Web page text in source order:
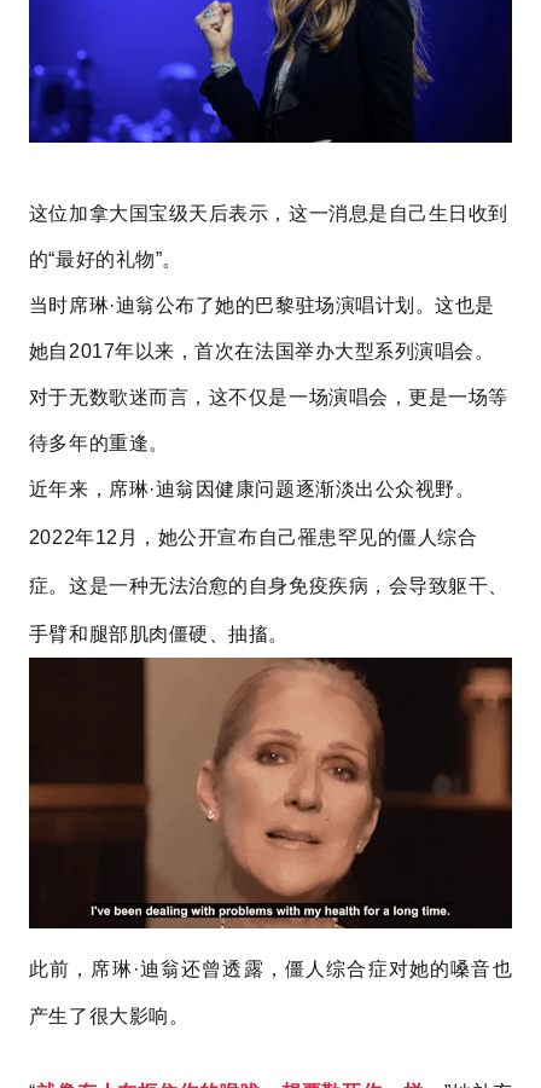
这位加拿大国宝级天后表示，这一消息是自己生日收到
的“最好的礼物”。
当时席琳·迪翁公布了她的巴黎驻场演唱计划。这也是
她自2017年以来，首次在法国举办大型系列演唱会。
对于无数歌迷而言，这不仅是一场演唱会，更是一场等
待多年的重逢。
近年来，席琳·迪翁因健康问题逐渐淡出公众视野。
2022年12月，她公开宣布自己罹患罕见的僵人综合
症。这是一种无法治愈的自身免疫疾病，会导致躯干、
手臂和腿部肌肉僵硬、抽搐。
此前，席琳·迪翁还曾透露，僵人综合症对她的嗓音也
产生了很大影响。